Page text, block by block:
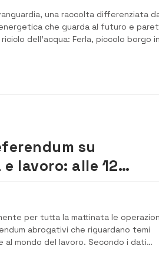
una raccolta differenziata
che guarda al futuro e
dell’acqua: Ferla, piccolo borgo
per l’ambiente si intreccia con
su
lavoro: alle 12
per tutta la mattinata le
abrogativi che riguardano temi
al mondo del lavoro. Secondo i dati